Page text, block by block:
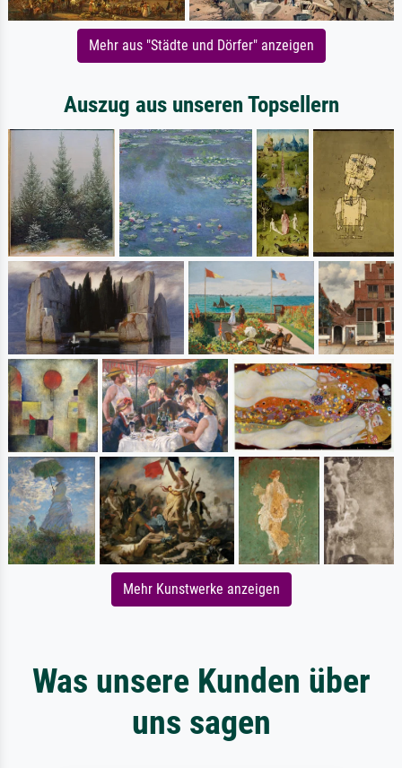
Mehr aus "Städte und Dörfer" anzeigen
Auszug aus unseren Topsellern
Mehr Kunstwerke anzeigen
Was unsere Kunden über
uns sagen